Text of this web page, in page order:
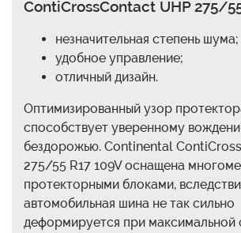
ContiCrossContact UHP 275/
незначительная степень шума;
удобное управление;
отличный дизайн.
Оптимизированный узор
способствует уверенному
бездорожью. Continental
275/55 R17 109V оснащена
протекторными блоками,
автомобильная шина не так сильно
деформируется при максимальной